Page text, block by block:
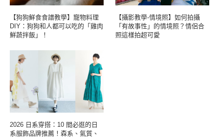
【狗狗鮮食食譜教學】寵物料理
DIY：狗狗和人都可以吃的「雞肉
鮮蔬拌飯」！
【攝影教學-情境照】如何拍攝
「有故事性」的情境照？情侶合
照這樣拍超可愛
2026 日系穿搭：10 間必逛的日
系服飾品牌推薦！森系、氣質、